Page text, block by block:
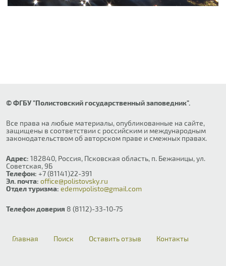
© ФГБУ "Полистовский государственный заповедник".
Все права на любые материалы, опубликованные на сайте,
защищены в соответствии с российским и международным
законодательством об авторском праве и смежных правах.
Адрес: 182840, Россия, Псковская область, п. Бежаницы, ул.
Советская, 9Б
Телефон: +7 (81141)22-391
Эл. почта: office@polistovsky.ru
Отдел туризма: edemvpolisto@gmail.com
Телефон доверия 8 (8112)-33-10-75
Главная Поиск Оставить отзыв Контакты